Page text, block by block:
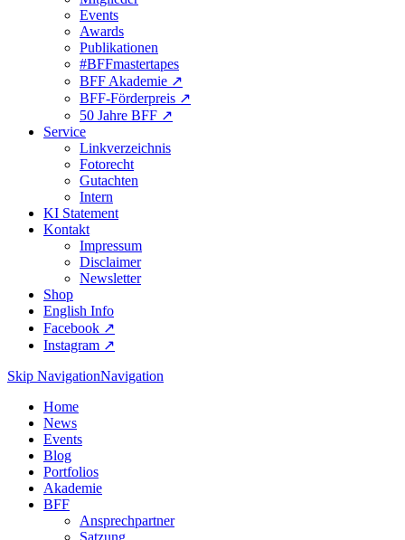
Events
Awards
Publikationen
#BFFmastertapes
BFF Akademie ↗︎
BFF-Förderpreis ↗︎
50 Jahre BFF ↗︎
Service
Linkverzeichnis
Fotorecht
Gutachten
Intern
KI Statement
Kontakt
Impressum
Disclaimer
Newsletter
Shop
English Info
Facebook ↗︎
Instagram ↗︎
Skip NavigationNavigation
Home
News
Events
Blog
Portfolios
Akademie
BFF
Ansprechpartner
Satzung